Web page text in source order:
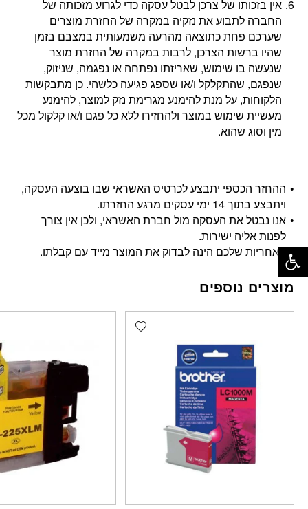
אין בזכותו של צרכן לבטל עסקה כדי לגרוע מזכותה של
החברה לתבוע את נזקיה במקרה של החזרת מוצרים
שערכם פחת כתוצאה מהרעה משמעותית במצבם בזמן
שהיו ברשות הצרכן, לרבות במקרה של החזרת מוצר
שנעשה בו שימוש, שאריזתו נפתחה או נפגמה, שניזוק,
שנפגם, שהתקלקל ו/או שספג פגיעה כלשהי. כן מתבקשות
הלקוחות, על מנת להימנע מגרימת נזק למוצר, להימנע
מעשיית שימוש במוצר ולהחזירו ללא כל פגם ו/או קלקול מכל
מין וסוג שהוא.
ההחזר הכספי יתבצע לכרטיס האשראי שבו בוצעה העסקה,
ויתבצע בתוך 14 ימי עסקים מרגע החזרתו.
אנו נבטל את העסקה מול חברת האשראי, ולכן אין צורך
לפנות אליה ישירות.
האחריות שלכם הינה לבדוק את המוצר מייד עם קבלתו.
מוצרים נוספים
Add wishlist
פתח סרגל נגישות